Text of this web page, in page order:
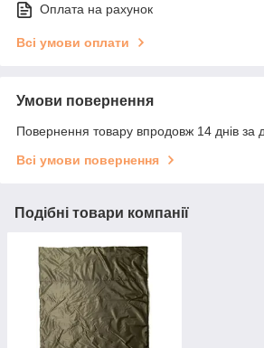
Оплата на рахунок
Всі умови оплати
Умови повернення
Повернення товару впродовж 14 днів за
Всі умови повернення
Подібні товари компанії